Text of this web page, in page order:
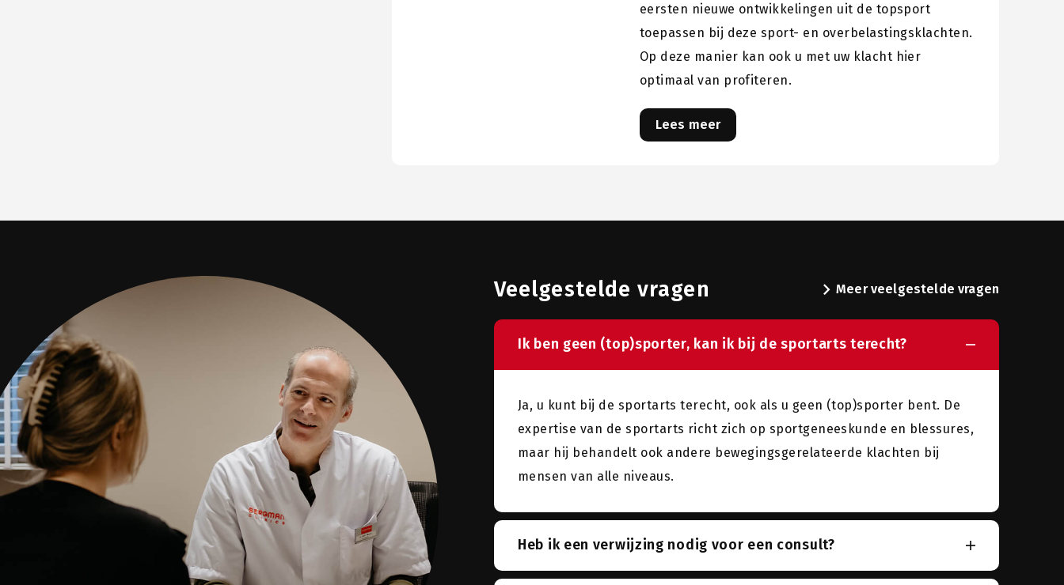
eersten nieuwe ontwikkelingen uit de topsport
toepassen bij deze sport- en overbelastingsklachten.
Op deze manier kan ook u met uw klacht hier
optimaal van profiteren.
Lees meer
Veelgestelde vragen chevron_rightMeer veelgestelde vragen
Ik ben geen (top)sporter, kan ik bij de sportarts terecht?
Ja, u kunt bij de sportarts terecht, ook als u geen (top)sporter bent. De
expertise van de sportarts richt zich op sportgeneeskunde en blessures,
maar hij behandelt ook andere bewegingsgerelateerde klachten bij
mensen van alle niveaus.
Heb ik een verwijzing nodig voor een consult?